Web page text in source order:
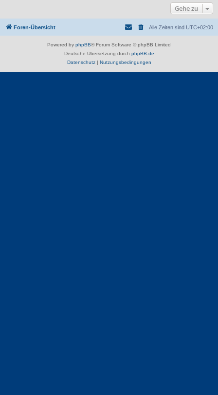
Gehe zu
Foren-Übersicht Alle Zeiten sind UTC+02:00
Powered by phpBB® Forum Software © phpBB Limited
Deutsche Übersetzung durch phpBB.de
Datenschutz| Nutzungsbedingungen